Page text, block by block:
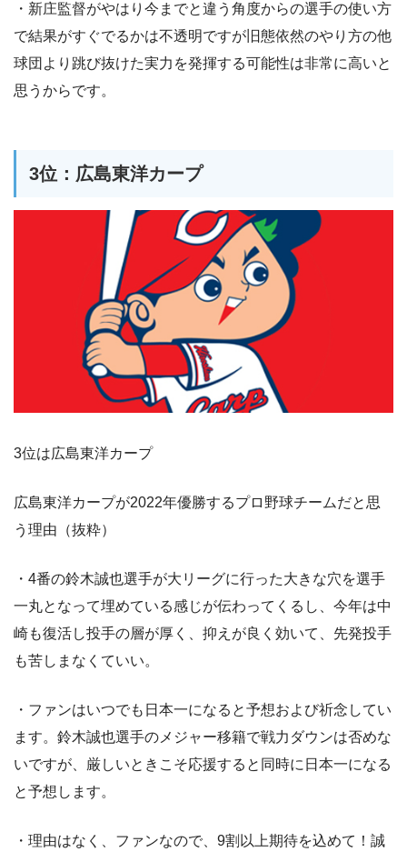
・新庄監督がやはり今までと違う角度からの選手の使い方
で結果がすぐでるかは不透明ですが旧態依然のやり方の他
球団より跳び抜けた実力を発揮する可能性は非常に高いと
思うからです。
3位：広島東洋カープ
3位は広島東洋カープ
広島東洋カープが2022年優勝するプロ野球チームだと思
う理由（抜粋）
・4番の鈴木誠也選手が大リーグに行った大きな穴を選手
一丸となって埋めている感じが伝わってくるし、今年は中
崎も復活し投手の層が厚く、抑えが良く効いて、先発投手
も苦しまなくていい。
・ファンはいつでも日本一になると予想および祈念してい
ます。鈴木誠也選手のメジャー移籍で戦力ダウンは否めな
いですが、厳しいときこそ応援すると同時に日本一になる
と予想します。
・理由はなく、ファンなので、9割以上期待を込めて！誠